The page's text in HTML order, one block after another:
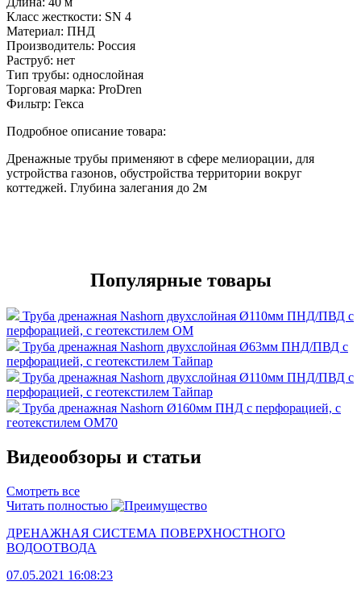
Класс жесткости: SN 4
Материал: ПНД
Производитель: Россия
Раструб: нет
Тип трубы: однослойная
Торговая марка: ProDren
Фильтр: Гекса
Подробное описание товара:
Дренажные трубы применяют в сфере мелиорации, для
устройства газонов, обустройства территории вокруг
коттеджей. Глубина залегания до 2м
Популярные товары
Труба дренажная Nashorn двухслойная Ø110мм ПНД/ПВД с
перфорацией, с геотекстилем ОМ
Труба дренажная Nashorn двухслойная Ø63мм ПНД/ПВД с
перфорацией, с геотекстилем Тайпар
Труба дренажная Nashorn двухслойная Ø110мм ПНД/ПВД с
перфорацией, с геотекстилем Тайпар
Труба дренажная Nashorn Ø160мм ПНД с перфорацией, с
геотекстилем OM70
Видеообзоры и статьи
Смотреть все
Читать полностью
ДРЕНАЖНАЯ СИСТЕМА ПОВЕРХНОСТНОГО
ВОДООТВОДА
07.05.2021 16:08:23